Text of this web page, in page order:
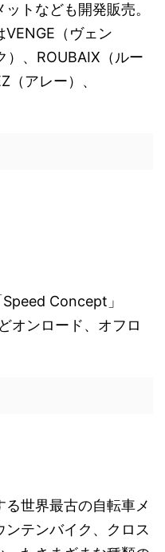
トなども開発販売。
VENGE（ヴェン
）、ROUBAIX（ルー
（アレー）、
Concept」
オンロード、オフロ
世界最古の自転車メ
テンバイク、クロス